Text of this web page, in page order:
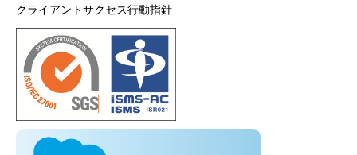
クライアントサクセス行動指針